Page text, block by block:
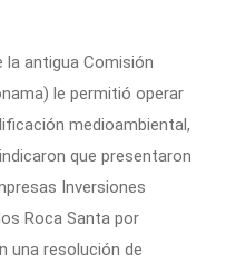
la antigua Comisión
le permitió operar
medioambiental,
que presentaron
Inversiones
Roca Santa por
una resolución de